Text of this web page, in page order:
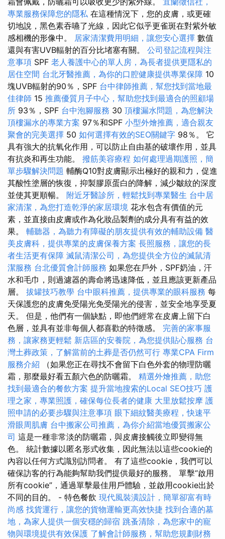
專業服務保障您的隱私 在這種情況下，您的皮膚，或更確
切地說，黑色素吞嚥了光線，因此它似乎更雀斑在對紫外敏
感相機的形像中。 居家清潔費用明細，讓您安心選擇 數值
還與有害UVB輻射的百分比堵塞有關。 公司登記流程與注
意事項 SPF 老人養護中心的單人房，為長者提供更隱私的
居住空間 台北牙醫推薦，為你的口腔健康提供專業保障 10
塊UVB輻射的90％，SPF 台中律師推薦，幫您找到當地最
佳律師 15 推薦優質月子中心，幫助您找到最適合的照顧場
所 93％，SPF 台中泡腳服務 30 頂樓漏水問題，為您解決
頂樓漏水的專業方案 97％和SPF 小型外燴推薦，適合親友
聚會的完美選擇 50 如何選擇有效的SEO關鍵字 98％。 它
具有強大的抗氧化作用，可以防止自由基的破壞作用，並具
有抗炎和再生功能。 撥筋美容療程 如何處理過期護照，簡
單步驟解決問題 輔酶Q10對皮膚顯示出極好的親和力，促進
其酸性塗層的恢復，抑製膠原蛋白的降解，減少皺紋的深度
並使其更順暢。 附近牙醫診所，輕鬆找到專業醫生 台中居
家清潔，為您打造乾淨的家居環境 花水包含有價值的元
素，並直接由皮膚或作為化妝品製劑的成分具有有益的效
果。 輔聽器，為聽力有障礙的朋友提供有效的輔助設備 醫
美皮膚科，提供專業的皮膚保養方案 長照服務，讓您的長
者生活更有保障 滅鼠清潔公司，為您提供全方位的滅鼠清
潔服務 台北優質會計師服務 如果您在戶外，SPF奶油，汗
水和毛巾，則過濾器的壽命將迅速降低，並且應該更新產品
層。 拔罐技巧教學 台中眼科推薦，提供專業的眼科服務 每
天保護您的皮膚免受陽光免受陽光的侵害，並安全地享受夏
天。 但是，他們有一個缺點，即他們經常在皮膚上留下白
色層，並具有並非每個人都喜歡的特徵感。 完善的家事服
務，讓家務更輕鬆 新店區的安養院，為您提供貼心服務 台
灣土葬政策，了解當前的土葬是否仍然可行 專業CPA Firm
服務介紹 （如果您正在尋找不會留下白色外套的物理防曬
霜，那麼最好看五顏六色的防曬霜。 精選外燴推薦，助您
找到最適合的餐飲方案 提升當地搜索的Local SEO技巧 護
理之家，專業照護，確保每位長者的健康 大里放鬆按摩 護
照申請的必要步驟與注意事項 眼下細紋醫美療程，快速平
滑眼周肌膚 台中搬家公司推薦，為你介紹當地優質搬家公
司 這是一種非常淡的防曬霜，與皮膚接觸後立即變得無
色。 統計數據以匿名形式收集，因此無法以這些cookie的
內容以任何方式識別訪問者。 有了這些cookie，我們可以
確保訪客的行為能夠幫助我們提供最好的服務。 單擊“啟用
所有cookie”，通過單擊最佳用戶體驗，並啟用cookie出於
不同的目的。 - 特色餐飲 現代風裝潢設計，簡單卻富有時
尚感 找貨運行，讓您的貨物運輸更高效快捷 找到合適的墓
地，為家人提供一個安穩的歸宿 跳蚤清除，為您家中的寵
物與環境提供有效保護 了解會計師服務，幫助您規劃財務